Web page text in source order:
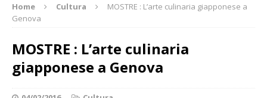
Home Cultura
MOSTRE : L’arte culinaria giapponese a
Genova
MOSTRE : L’arte culinaria
giapponese a Genova